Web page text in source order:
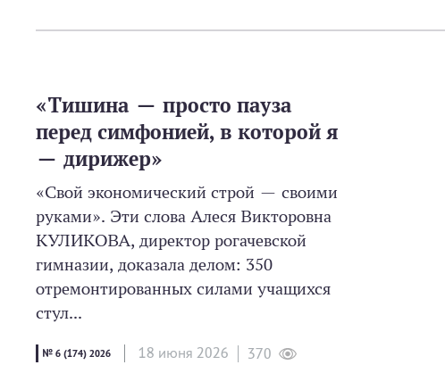
«Тишина — просто пауза
перед симфонией, в которой я
— дирижер»
«Свой экономический строй — своими
руками». Эти слова Алеся Викторовна
КУЛИКОВА, директор рогачевской
гимназии, доказала делом: 350
отремонтированных силами учащихся
стул...
№ 6 (174) 2026 18 июня 2026
370